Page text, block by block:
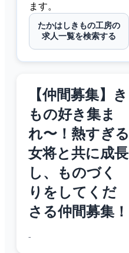
ます。
たかはしきもの工房の
求人一覧を検索する
【仲間募集】き
もの好き集ま
れ〜！熱すぎる
女将と共に成長
し、ものづく
りをしてくだ
さる仲間募集！
-